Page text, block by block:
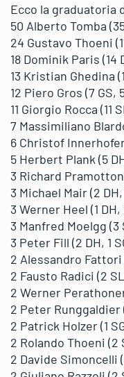
Ecco la graduatoria
50 Alberto Tomba
24 Gustavo Thoeni
18 Dominik Paris (14
13 Kristian Ghedina
12 Piero Gros (7 GS,
11 Giorgio Rocca (11
7 Massimiliano
6 Christof Innerhofer
5 Herbert Plank (5
3 Richard Pramotton
3 Michael Mair (2 DH,
3 Werner Heel (1 DH,
3 Manfred Moelgg (3
3 Peter Fill (2 DH, 1
2 Alessandro Fattori
2 Fausto Radici (2
2 Werner
2 Peter Runggaldier
2 Patrick Holzer (1
2 Rolando Thoeni (2
2 Davide Simoncelli